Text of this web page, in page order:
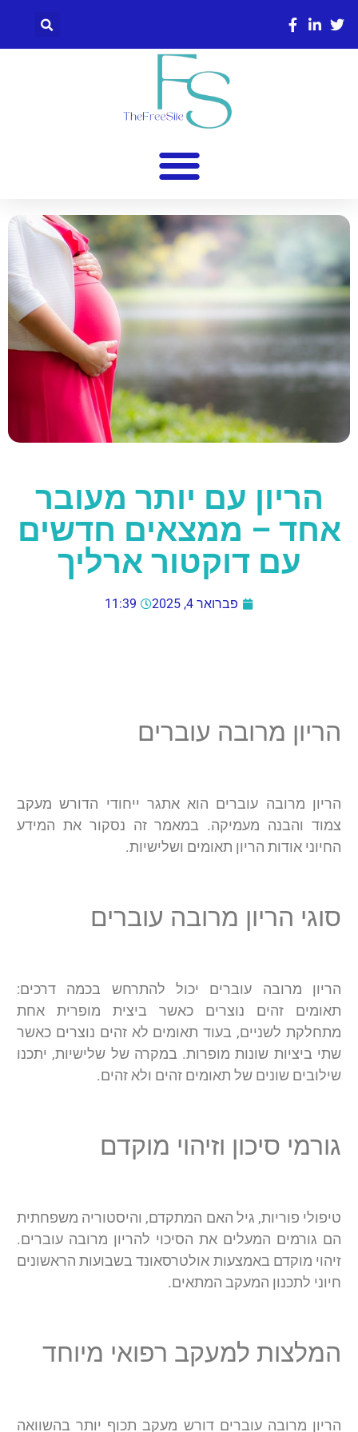
הריון עם יותר מעובר
אחד – ממצאים חדשים
עם דוקטור ארליך
פברואר 4, 2025 11:39
הריון מרובה עוברים
הריון מרובה עוברים הוא אתגר ייחודי הדורש מעקב
צמוד והבנה מעמיקה. במאמר זה נסקור את המידע
החיוני אודות הריון תאומים ושלישיות.
סוגי הריון מרובה עוברים
הריון מרובה עוברים יכול להתרחש בכמה דרכים:
תאומים זהים נוצרים כאשר ביצית מופרית אחת
מתחלקת לשניים, בעוד תאומים לא זהים נוצרים כאשר
שתי ביציות שונות מופרות. במקרה של שלישיות, יתכנו
שילובים שונים של תאומים זהים ולא זהים.
גורמי סיכון וזיהוי מוקדם
טיפולי פוריות, גיל האם המתקדם, והיסטוריה משפחתית
הם גורמים המעלים את הסיכוי להריון מרובה עוברים.
זיהוי מוקדם באמצעות אולטרסאונד בשבועות הראשונים
חיוני לתכנון המעקב המתאים.
המלצות למעקב רפואי מיוחד
הריון מרובה עוברים דורש מעקב תכוף יותר בהשוואה